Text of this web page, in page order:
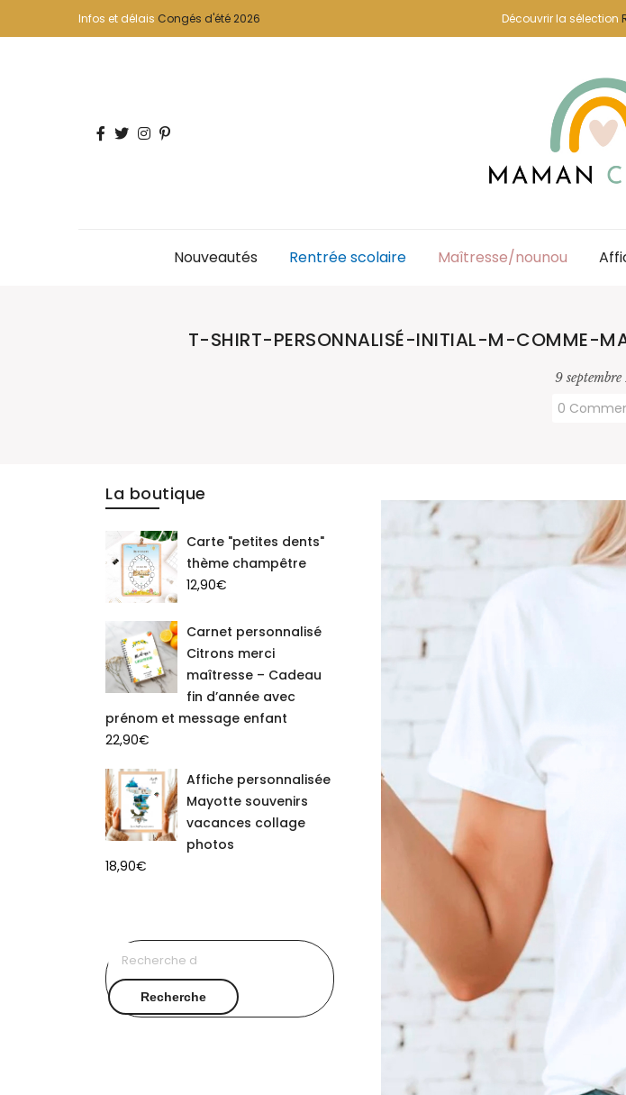
Infos et délais Congés d'été 2026 Découvrir la sélection
Nouveautés Rentrée scolaire Maîtresse/nounou
T-SHIRT-PERSONNALISÉ-INITIAL-M-COMME-
9
0
La boutique
Carte "petites dents"
thème champêtre
12,90€
Carnet personnalisé
Citrons merci
maîtresse – Cadeau
fin d’année avec
prénom et message enfant
22,90€
Affiche personnalisée
Mayotte souvenirs
vacances collage
photos
18,90€
pour :
Recherche